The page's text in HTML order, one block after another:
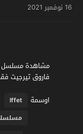
16 نوفمبر 2021
فاروق تيرجيت
اوسمة
Iffet